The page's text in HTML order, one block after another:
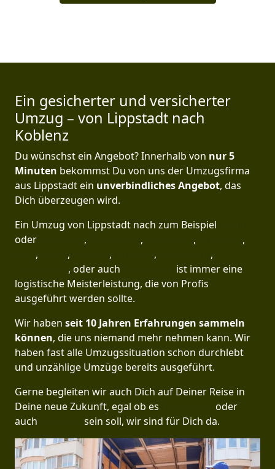
Ein gesicherter und versicherter
Umzug – von Lippstadt nach
Koblenz
Du wünschst ein Angebot? Innerhalb von nur 5
Minuten bekommst Du von uns der Umzugsfirma
aus Lippstadt ein unverbindliches Angebot, das
Dich überzeugen wird.
Ein Umzug von Lippstadt nach zum Beispiel
oder
, , ,
,
, , , ,
,
, oder auch
ist immer eine
logistische Meisterleistung, die von Profis
ausgeführt werden sollte.
Wir haben seit 10 Jahren Erfahrungen sammeln
können, die uns niemand mehr nehmen kann. Wir
haben fast alle Umzugssituation schon durchlebt
und unzählige Umzüge bereits ausgeführt.
Gerne begleiten wir auch Dich auf Deiner Reise in
Deine neue Zukunft, egal ob es
oder
auch
sein soll, wir sind für Dich da.